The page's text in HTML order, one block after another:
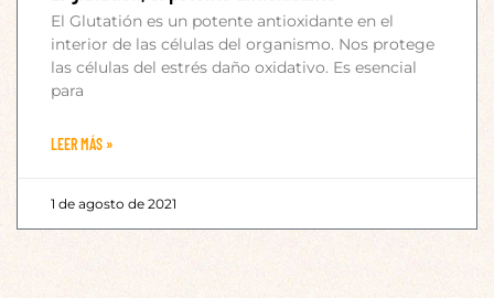
El Glutatión es un potente antioxidante en el
interior de las células del organismo. Nos protege
las células del estrés daño oxidativo. Es esencial
para
LEER MÁS »
1 de agosto de 2021